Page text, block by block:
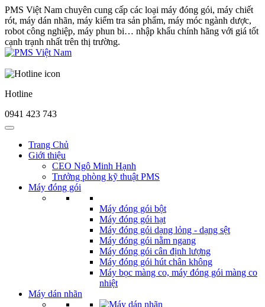
PMS Việt Nam chuyên cung cấp các loại máy đóng gói, máy chiết
rót, máy dán nhãn, máy kiểm tra sản phẩm, máy móc ngành dược,
robot công nghiệp, máy phun bi… nhập khẩu chính hãng với giá tốt
cạnh trạnh nhất trên thị trường.
Hotline
0941 423 743
Trang Chủ
Giới thiệu
CEO Ngô Minh Hạnh
Trưởng phòng kỹ thuật PMS
Máy đóng gói
Máy đóng gói bột
Máy đóng gói hạt
Máy đóng gói dạng lỏng - dạng sệt
Máy đóng gói nằm ngang
Máy đóng gói cân định lượng
Máy đóng gói hút chân không
Máy bọc màng co, máy đóng gói màng co
nhiệt
Máy dán nhãn